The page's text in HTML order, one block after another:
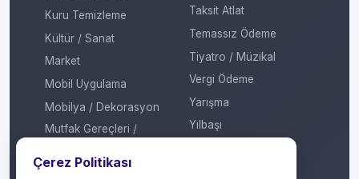
Kuru Temizleme
Kültür / Sanat
Market
Mobil Uygulama
Mobilya / Dekorasyon
Mutfak Gereçleri /
Optik / Saat
Taksit Atlat
Temassız Ödeme
Tiyatro / Müzikal
Vergi Ödeme
Yarışma
Yılbaşı
Çerez Politikası